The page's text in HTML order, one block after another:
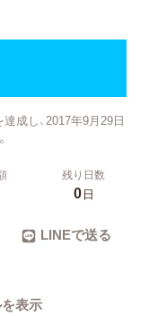
成し、2017年9月29日
残り日数
0日
LINEで送る
表示